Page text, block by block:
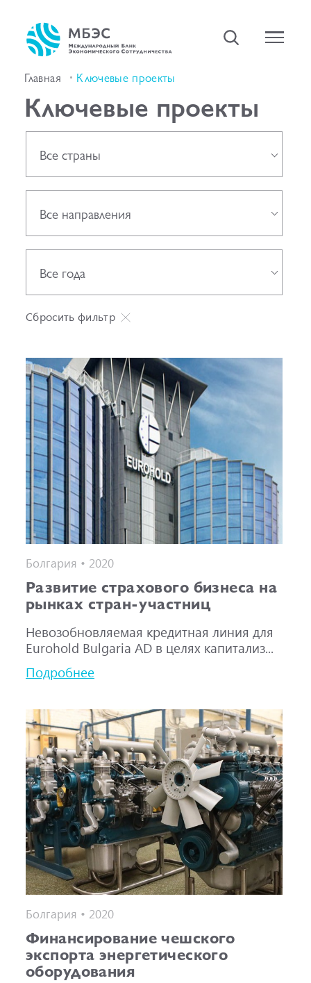
Главная Ключевые проекты
Ключевые проекты
Все страны
Все направления
Все года
Сбросить фильтр
Болгария • 2020
Развитие страхового бизнеса на
рынках стран-участниц
Невозобновляемая кредитная линия для
Eurohold Bulgaria AD в целях капитализ...
Подробнее
Болгария • 2020
Финансирование чешского
экспорта энергетического
оборудования